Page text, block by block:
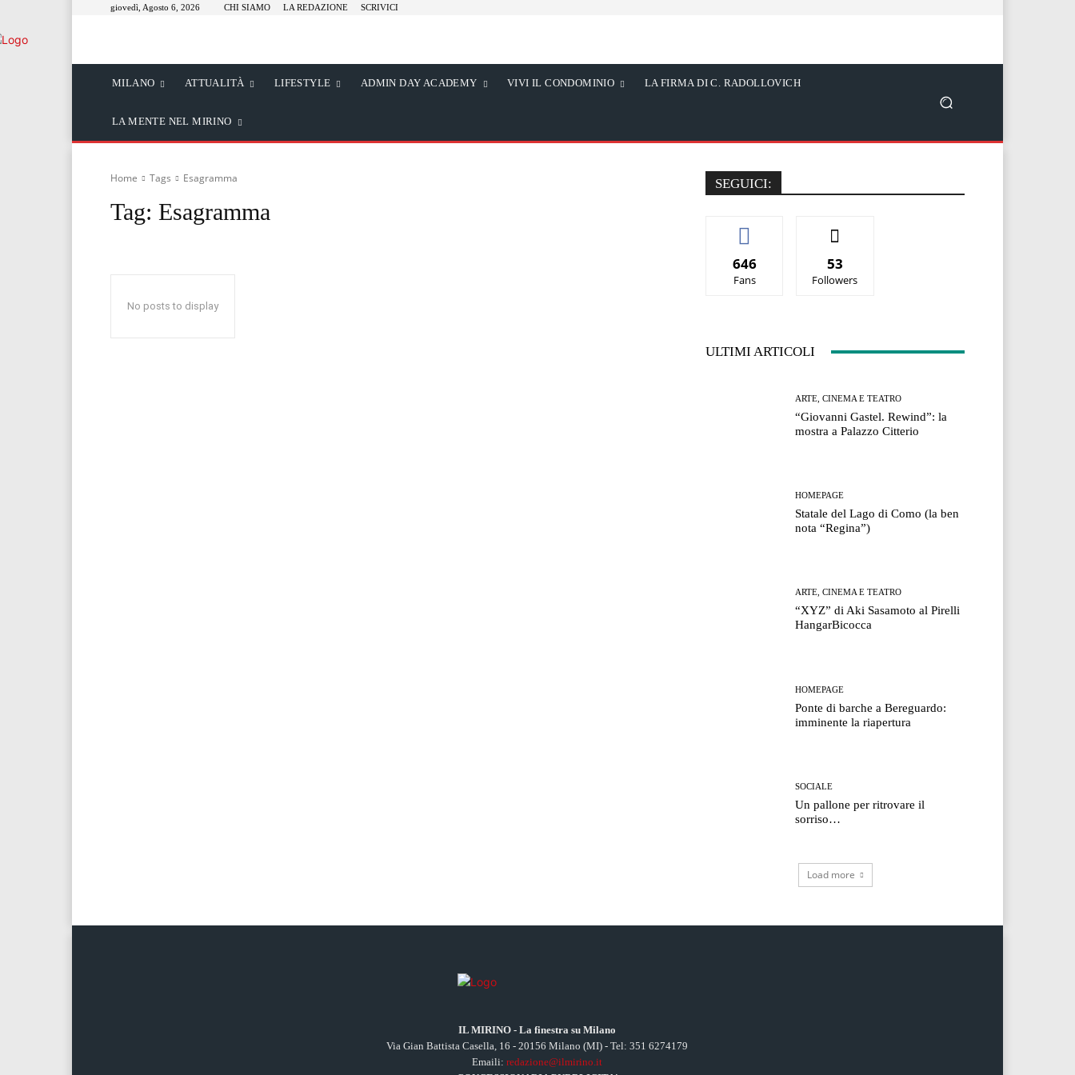
giovedì, Agosto 6, 2026 CHI SIAMO LA REDAZIONE SCRIVICI
MILANO ATTUALITÀ LIFESTYLE ADMIN DAY ACADEMY VIVI IL CONDOMINIO LA FIRMA DI C. RADOLLOVICH
LA MENTE NEL MIRINO
Home Tags Esagramma
Tag: Esagramma
No posts to display
SEGUICI:
646
Fans
53
Followers
ULTIMI ARTICOLI
ARTE, CINEMA E TEATRO
“Giovanni Gastel. Rewind”: la
mostra a Palazzo Citterio
HOMEPAGE
Statale del Lago di Como (la ben
nota “Regina”)
ARTE, CINEMA E TEATRO
“XYZ” di Aki Sasamoto al Pirelli
HangarBicocca
HOMEPAGE
Ponte di barche a Bereguardo:
imminente la riapertura
SOCIALE
Un pallone per ritrovare il
sorriso…
Load more
IL MIRINO - La finestra su Milano
Via Gian Battista Casella, 16 - 20156 Milano (MI) - Tel: 351 6274179
Emaili:redazione@ilmirino.it